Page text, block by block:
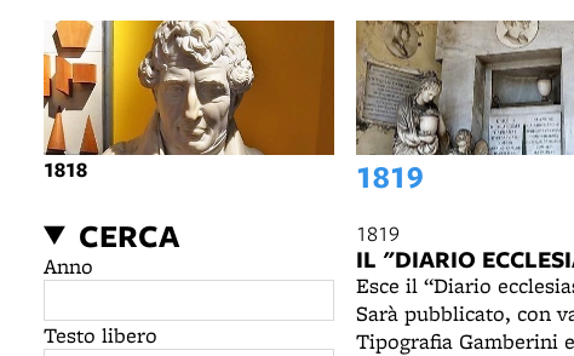
1818 1819
CERCA
Anno
Testo libero
1819
IL "DIARIO
Esce il “Diario
Sarà pubblicato, con
Tipografia Gamberini